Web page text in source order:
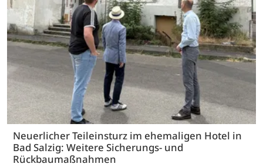
Neuerlicher Teileinsturz im ehemaligen Hotel in
Bad Salzig: Weitere Sicherungs- und
Rückbaumaßnahmen